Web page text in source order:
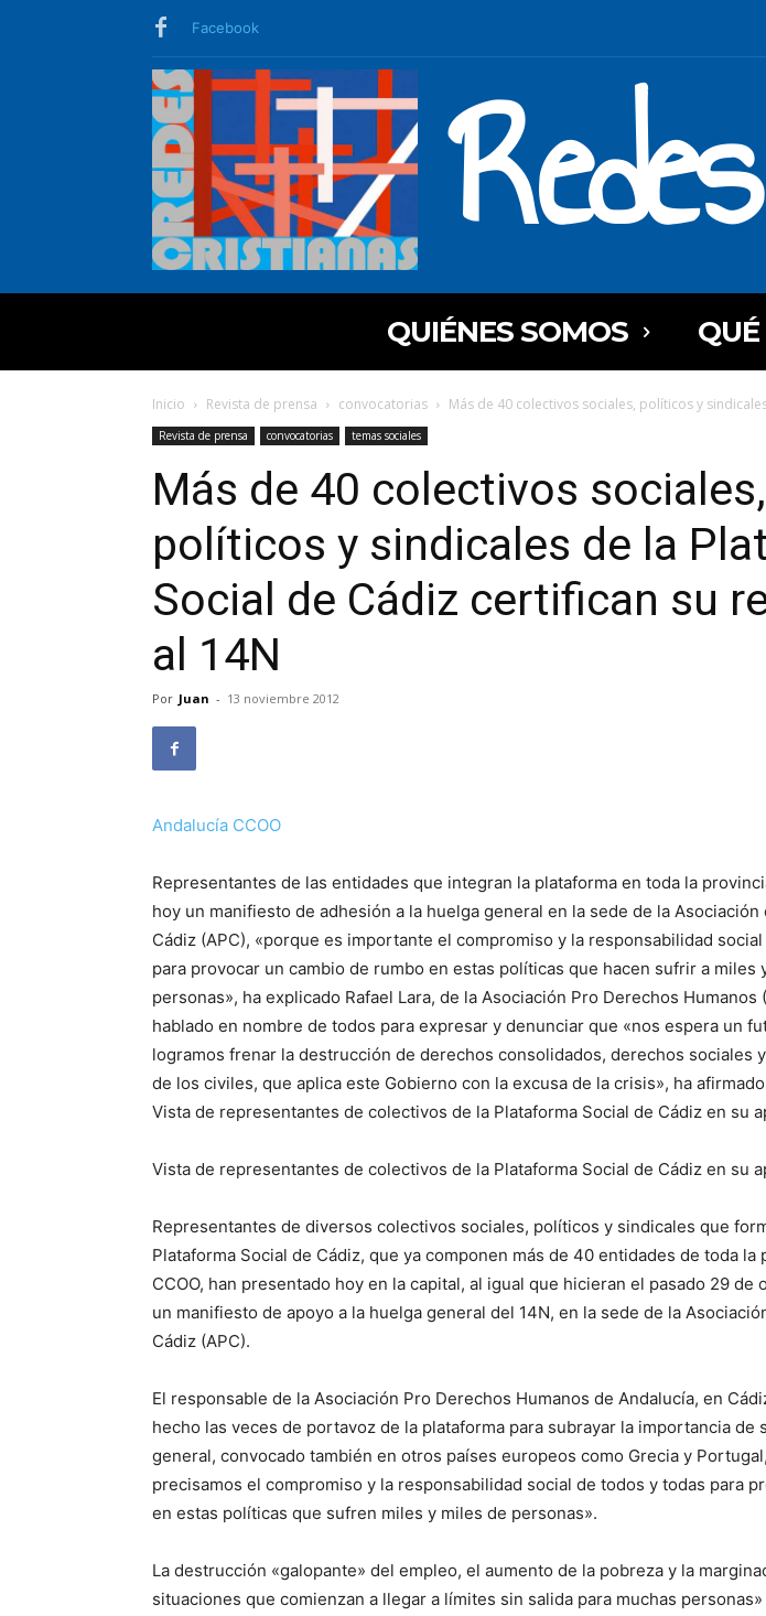
Facebook
QUIÉNES SOMOS
Inicio Revista de prensa convocatorias Más de 40 colectivos sociales, políticos y
Revista de prensa convocatorias temas sociales
Más de 40 colectivos sociales,
políticos y sindicales de la
Social de Cádiz certifican su
al 14N
Por Juan - 13 noviembre 2012
Andalucía CCOO
Representantes de las entidades que integran la plataforma en toda la
hoy un manifiesto de adhesión a la huelga general en la sede de la Asociación
Cádiz (APC), «porque es importante el compromiso y la responsabilidad
para provocar un cambio de rumbo en estas políticas que hacen sufrir a miles
personas», ha explicado Rafael Lara, de la Asociación Pro Derechos Humanos
hablado en nombre de todos para expresar y denunciar que «nos espera un
logramos frenar la destrucción de derechos consolidados, derechos sociales
de los civiles, que aplica este Gobierno con la excusa de la crisis», ha
Vista de representantes de colectivos de la Plataforma Social de Cádiz en su
Vista de representantes de colectivos de la Plataforma Social de Cádiz en su
Representantes de diversos colectivos sociales, políticos y sindicales que
Plataforma Social de Cádiz, que ya componen más de 40 entidades de toda la
CCOO, han presentado hoy en la capital, al igual que hicieran el pasado 29 de
un manifiesto de apoyo a la huelga general del 14N, en la sede de la
Cádiz (APC).
El responsable de la Asociación Pro Derechos Humanos de Andalucía, en
hecho las veces de portavoz de la plataforma para subrayar la importancia de
general, convocado también en otros países europeos como Grecia y
precisamos el compromiso y la responsabilidad social de todos y todas para
en estas políticas que sufren miles y miles de personas».
La destrucción «galopante» del empleo, el aumento de la pobreza y la
situaciones que comienzan a llegar a límites sin salida para muchas